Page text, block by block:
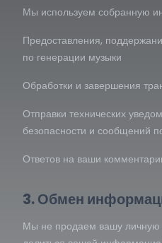
Мы используем собранную
Предоставления,
по генерации музыки
Обработки и завершения
Отправки технических
безопасности и сообщений
Ответов на ваши
3. Обмен
Мы не продаем вашу